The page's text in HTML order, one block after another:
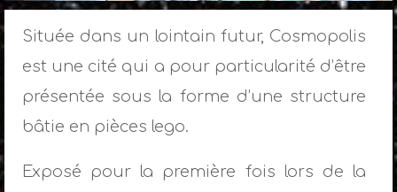
Située dans un lointain futur, Cosmopolis
est une cité qui a pour particularité d’être
présentée sous la forme d’une structure
bâtie en pièces lego.
Exposé pour la première fois lors de la